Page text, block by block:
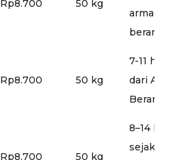
Rp8.700 50 kg
armada
Rp8.700 50 kg
7-11 hari
dari
Rp8.700 50 kg
8–14 hari
sejak